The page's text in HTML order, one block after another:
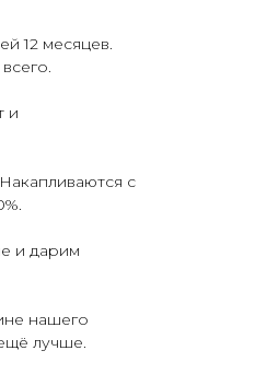
12 месяцев.
и
с
и дарим
нашего
лучше.